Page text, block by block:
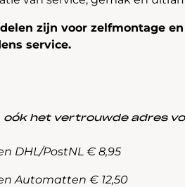
zijn voor zelfmontage
service.
oók het vertrouwde adres
DHL/PostNL € 8,95
Automatten € 12,50